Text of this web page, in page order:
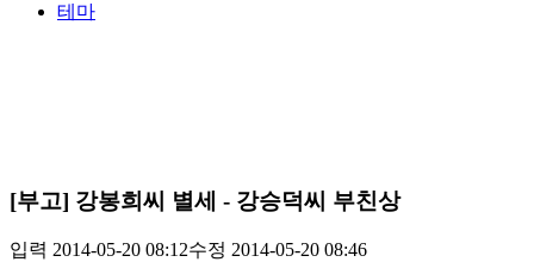
테마
[부고] 강봉희씨 별세 - 강승덕씨 부친상
입력 2014-05-20 08:12수정 2014-05-20 08:46